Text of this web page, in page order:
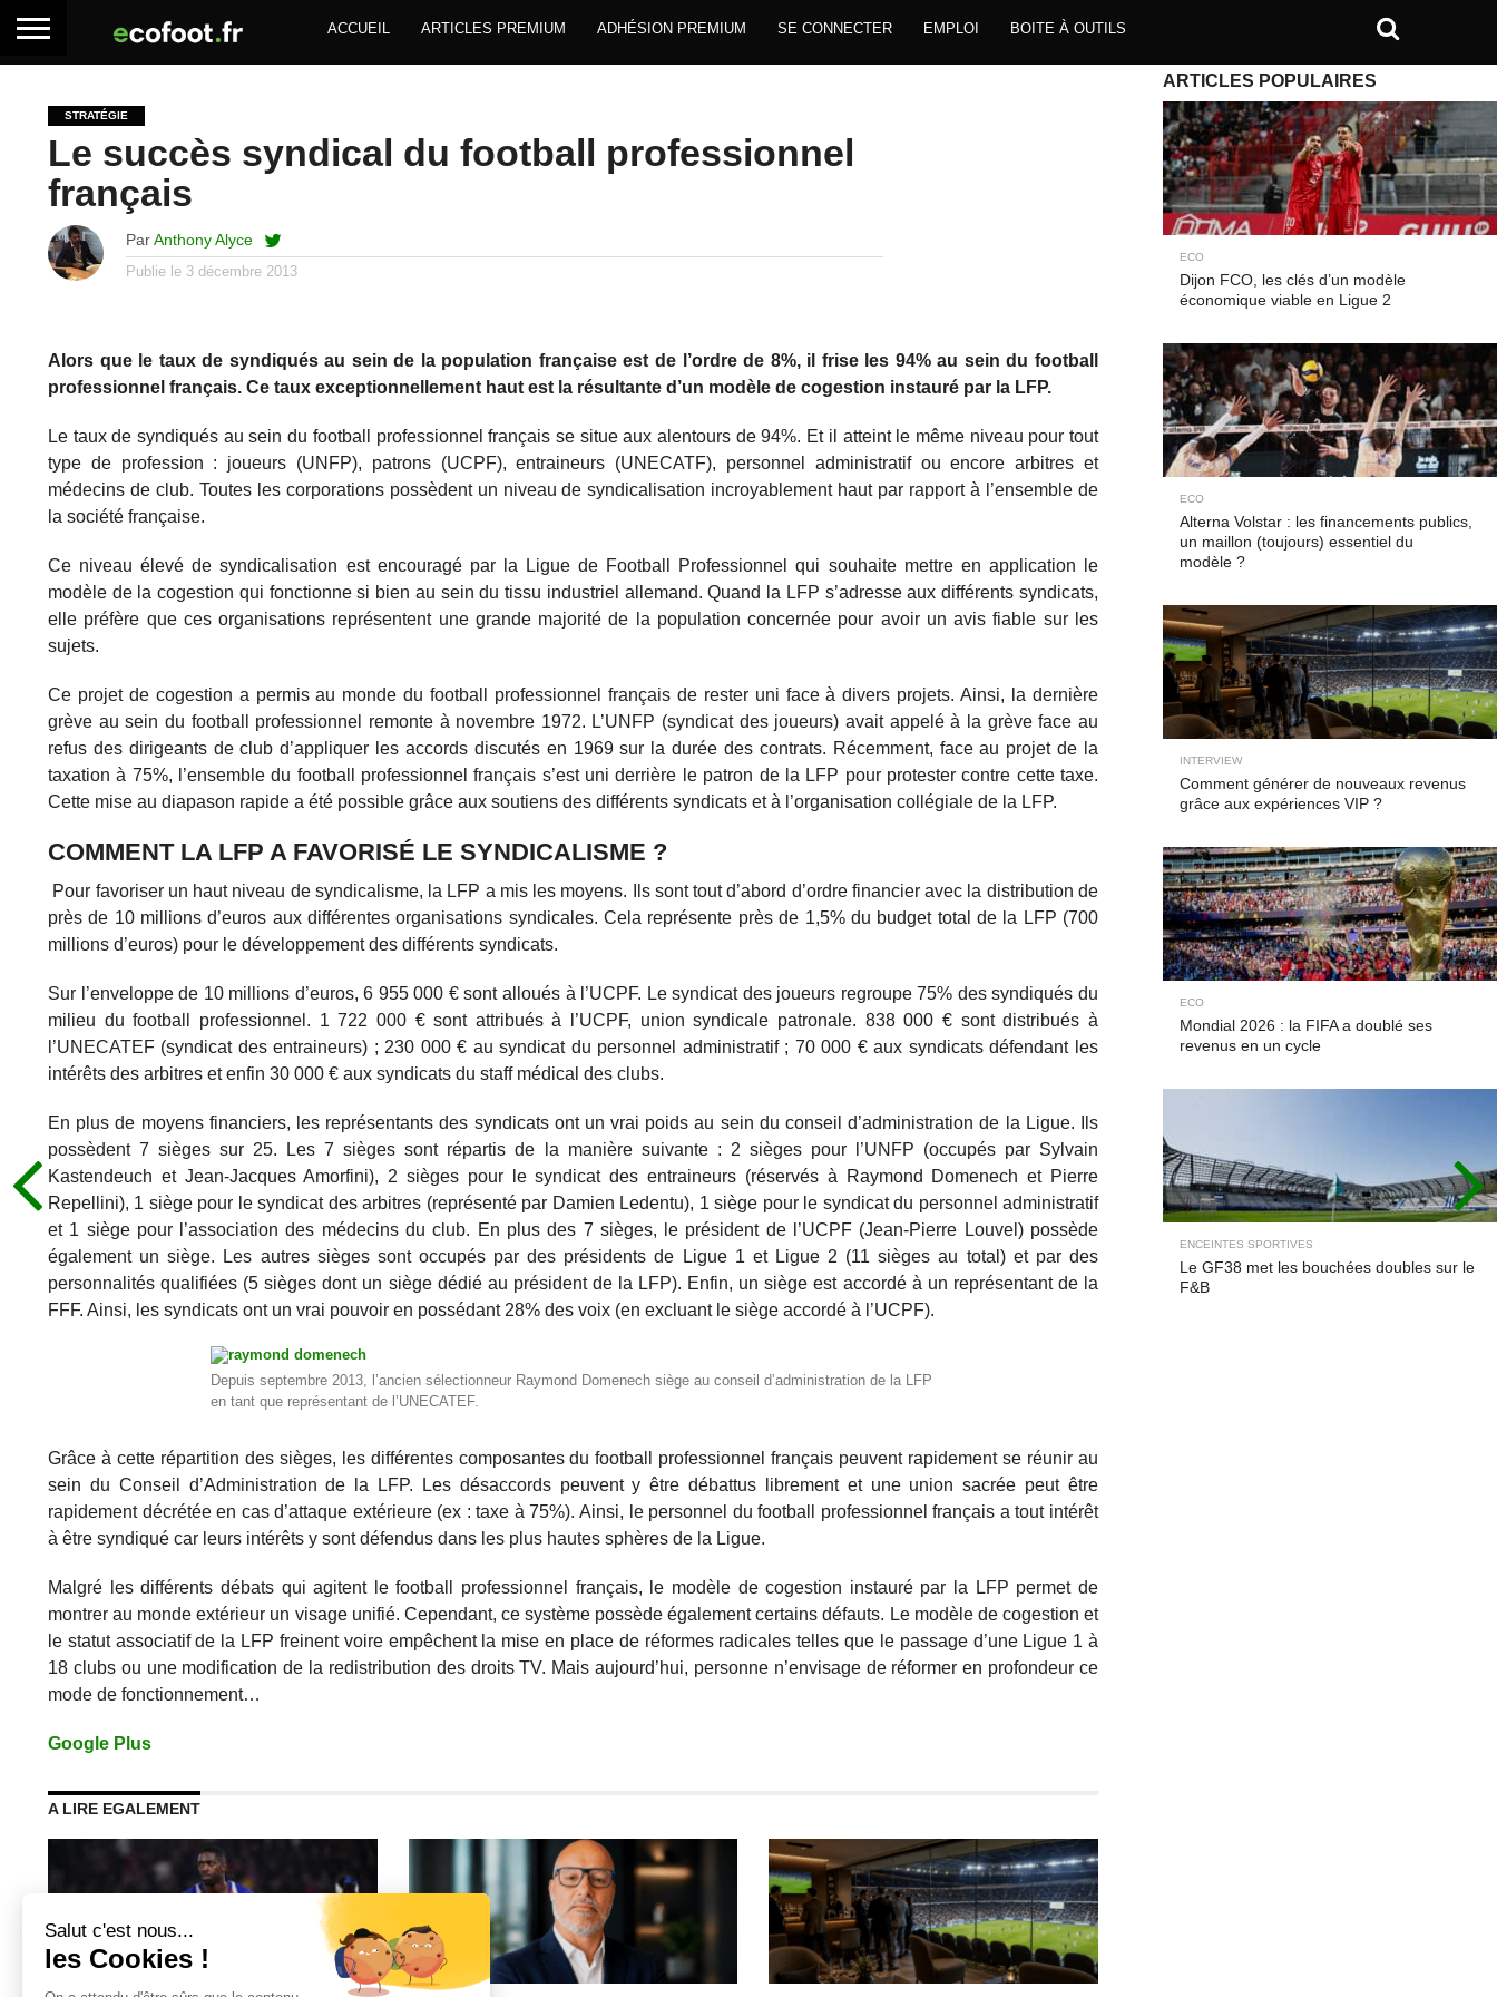
ACCUEIL ARTICLES PREMIUM ADHÉSION PREMIUM SE CONNECTER EMPLOI BOITE À OUTILS
STRATÉGIE
Le succès syndical du football professionnel
français
ParAnthony Alyce
Publie le 3 décembre 2013
Alors que le taux de syndiqués au sein de la population française est de l’ordre de 8%, il frise les 94% au sein du football
professionnel français. Ce taux exceptionnellement haut est la résultante d’un modèle de cogestion instauré par la LFP.
Le taux de syndiqués au sein du football professionnel français se situe aux alentours de 94%. Et il atteint le même niveau pour tout
type de profession : joueurs (UNFP), patrons (UCPF), entraineurs (UNECATF), personnel administratif ou encore arbitres et
médecins de club. Toutes les corporations possèdent un niveau de syndicalisation incroyablement haut par rapport à l’ensemble de
la société française.
Ce niveau élevé de syndicalisation est encouragé par la Ligue de Football Professionnel qui souhaite mettre en application le
modèle de la cogestion qui fonctionne si bien au sein du tissu industriel allemand. Quand la LFP s’adresse aux différents syndicats,
elle préfère que ces organisations représentent une grande majorité de la population concernée pour avoir un avis fiable sur les
sujets.
Ce projet de cogestion a permis au monde du football professionnel français de rester uni face à divers projets. Ainsi, la dernière
grève au sein du football professionnel remonte à novembre 1972. L’UNFP (syndicat des joueurs) avait appelé à la grève face au
refus des dirigeants de club d’appliquer les accords discutés en 1969 sur la durée des contrats. Récemment, face au projet de la
taxation à 75%, l’ensemble du football professionnel français s’est uni derrière le patron de la LFP pour protester contre cette taxe.
Cette mise au diapason rapide a été possible grâce aux soutiens des différents syndicats et à l’organisation collégiale de la LFP.
COMMENT LA LFP A FAVORISÉ LE SYNDICALISME ?
Pour favoriser un haut niveau de syndicalisme, la LFP a mis les moyens. Ils sont tout d’abord d’ordre financier avec la distribution de
près de 10 millions d’euros aux différentes organisations syndicales. Cela représente près de 1,5% du budget total de la LFP (700
millions d’euros) pour le développement des différents syndicats.
Sur l’enveloppe de 10 millions d’euros, 6 955 000 € sont alloués à l’UCPF. Le syndicat des joueurs regroupe 75% des syndiqués du
milieu du football professionnel. 1 722 000 € sont attribués à l’UCPF, union syndicale patronale. 838 000 € sont distribués à
l’UNECATEF (syndicat des entraineurs) ; 230 000 € au syndicat du personnel administratif ; 70 000 € aux syndicats défendant les
intérêts des arbitres et enfin 30 000 € aux syndicats du staff médical des clubs.
En plus de moyens financiers, les représentants des syndicats ont un vrai poids au sein du conseil d’administration de la Ligue. Ils
possèdent 7 sièges sur 25. Les 7 sièges sont répartis de la manière suivante : 2 sièges pour l’UNFP (occupés par Sylvain
Kastendeuch et Jean-Jacques Amorfini), 2 sièges pour le syndicat des entraineurs (réservés à Raymond Domenech et Pierre
Repellini), 1 siège pour le syndicat des arbitres (représenté par Damien Ledentu), 1 siège pour le syndicat du personnel administratif
et 1 siège pour l’association des médecins du club. En plus des 7 sièges, le président de l’UCPF (Jean-Pierre Louvel) possède
également un siège. Les autres sièges sont occupés par des présidents de Ligue 1 et Ligue 2 (11 sièges au total) et par des
personnalités qualifiées (5 sièges dont un siège dédié au président de la LFP). Enfin, un siège est accordé à un représentant de la
FFF. Ainsi, les syndicats ont un vrai pouvoir en possédant 28% des voix (en excluant le siège accordé à l’UCPF).
Depuis septembre 2013, l’ancien sélectionneur Raymond Domenech siège au conseil d’administration de la LFP
en tant que représentant de l’UNECATEF.
Grâce à cette répartition des sièges, les différentes composantes du football professionnel français peuvent rapidement se réunir au
sein du Conseil d’Administration de la LFP. Les désaccords peuvent y être débattus librement et une union sacrée peut être
rapidement décrétée en cas d’attaque extérieure (ex : taxe à 75%). Ainsi, le personnel du football professionnel français a tout intérêt
à être syndiqué car leurs intérêts y sont défendus dans les plus hautes sphères de la Ligue.
Malgré les différents débats qui agitent le football professionnel français, le modèle de cogestion instauré par la LFP permet de
montrer au monde extérieur un visage unifié. Cependant, ce système possède également certains défauts. Le modèle de cogestion et
le statut associatif de la LFP freinent voire empêchent la mise en place de réformes radicales telles que le passage d’une Ligue 1 à
18 clubs ou une modification de la redistribution des droits TV. Mais aujourd’hui, personne n’envisage de réformer en profondeur ce
mode de fonctionnement…
Google Plus
A LIRE EGALEMENT
ARTICLES POPULAIRES
ECO
Dijon FCO, les clés d’un modèle
économique viable en Ligue 2
ECO
Alterna Volstar : les financements publics,
un maillon (toujours) essentiel du
modèle ?
INTERVIEW
Comment générer de nouveaux revenus
grâce aux expériences VIP ?
ECO
Mondial 2026 : la FIFA a doublé ses
revenus en un cycle
ENCEINTES SPORTIVES
Le GF38 met les bouchées doubles sur le
F&B